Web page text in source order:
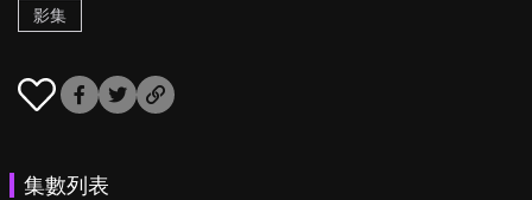
影集
集數列表